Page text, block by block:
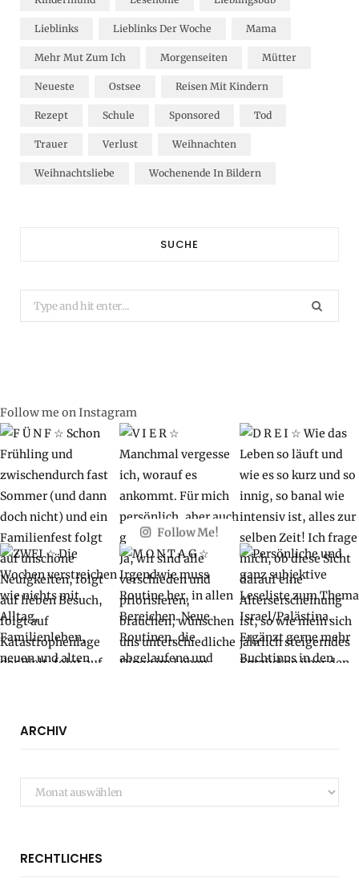
Lieblinks Lieblinks Der Woche Mama
Mehr Mut Zum Ich Morgenseiten Mütter
Neueste Ostsee Reisen Mit Kindern
Rezept Schule Sponsored Tod
Trauer Verlust Weihnachten
Weihnachtsliebe Wochenende In Bildern
SUCHE
Search
for:
Follow me on Instagram
Follow Me!
ARCHIV
Archiv
RECHTLICHES